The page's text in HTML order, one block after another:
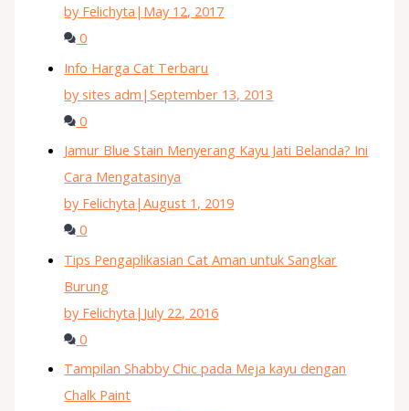
by Felichyta | May 12, 2017
0
Info Harga Cat Terbaru
by sites adm |September 13, 2013
0
Jamur Blue Stain Menyerang Kayu Jati Belanda? Ini
Cara Mengatasinya
by Felichyta |August 1, 2019
0
Tips Pengaplikasian Cat Aman untuk Sangkar
Burung
by Felichyta | July 22, 2016
0
Tampilan Shabby Chic pada Meja kayu dengan
Chalk Paint